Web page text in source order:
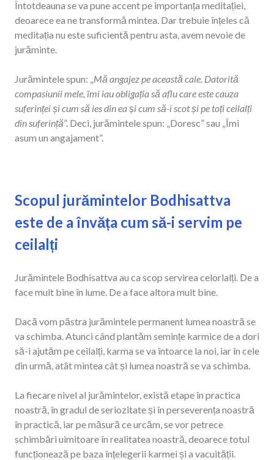
Întotdeauna se va pune accent pe importanța meditației,
deoarece ea ne transformă mintea. Dar trebuie înțeles că
meditația nu este suficientă pentru asta, avem nevoie de
jurăminte.
Jurămintele spun: „ Mă angajez pe această cale. Datorită
compasiunii mele, îmi iau obligația să aflu care este cauza
suferinței și cum să ies din ea și cum să-i scot și pe toți ceilalți
din suferință”. Deci, jurămintele spun: „Doresc” sau „Îmi
asum un angajament”.
Scopul jurămintelor Bodhisattva
este de a învăța cum să-i servim pe
ceilalți
Jurămintele Bodhisattva au ca scop servirea celorlalți. De a
face mult bine în lume. De a face altora mult bine.
Dacă vom păstra jurămintele permanent lumea noastră se
va schimba. Atunci când plantăm semințe karmice de a dori
să-i ajutăm pe ceilalți, karma se va întoarce la noi, iar în cele
din urmă, atât mintea cât și lumea noastră se va schimba.
La fiecare nivel al jurămintelor, există etape în practica
noastră, în gradul de seriozitate și în perseverența noastră
în practică, iar pe măsură ce urcăm, se vor petrece
schimbări uimitoare în realitatea noastră, deoarece totul
funcționează pe baza înțelegerii karmei și a vacuității.